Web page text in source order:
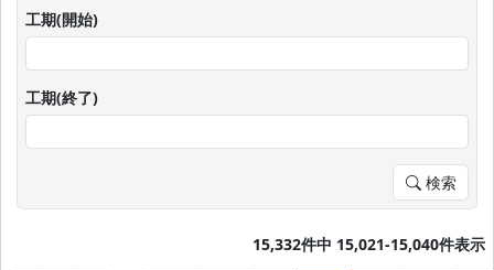
工期(開始)
工期(終了)
検索
15,332件中 15,021-15,040件表示